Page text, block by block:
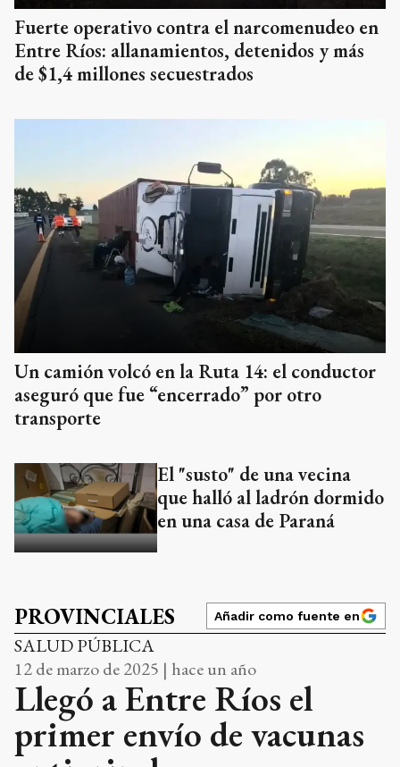
Fuerte operativo contra el narcomenudeo en
Entre Ríos: allanamientos, detenidos y más
de $1,4 millones secuestrados
Un camión volcó en la Ruta 14: el conductor
aseguró que fue “encerrado” por otro
transporte
El "susto" de una vecina
que halló al ladrón dormido
en una casa de Paraná
PROVINCIALES Añadir como fuente en
SALUD PÚBLICA
12 de marzo de 2025 | hace un año
Llegó a Entre Ríos el
primer envío de vacunas